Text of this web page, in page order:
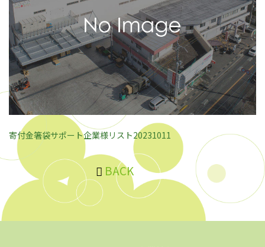
寄付金箸袋サポート企業様リスト20231011
BACK